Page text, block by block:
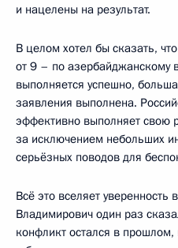
и нацелены на результат.
В целом хотел бы сказать,
от 9 – по азербайджанскому
выполняется успешно,
заявления выполнена.
эффективно выполняет свою
за исключением небольших
серьёзных поводов для
Всё это вселяет
Владимирович один раз
конфликт остался в